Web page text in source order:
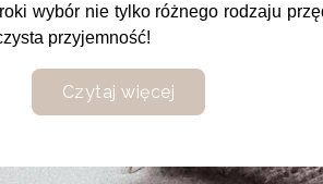
wybór nie tylko różnego rodzaju
przyjemność!
Czytaj więcej